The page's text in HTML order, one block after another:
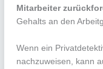
Mitarbeiter
Gehalts an den
Wenn ein
nachzuweisen, kann